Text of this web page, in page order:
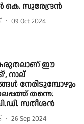
കെ. സുരേന്ദ്രന്‍
09 Oct 2024
ഈ
നാല്
നേരിടുമ്പോഴും
തന്നെ:
സതീശന്‍
26 Sep 2024